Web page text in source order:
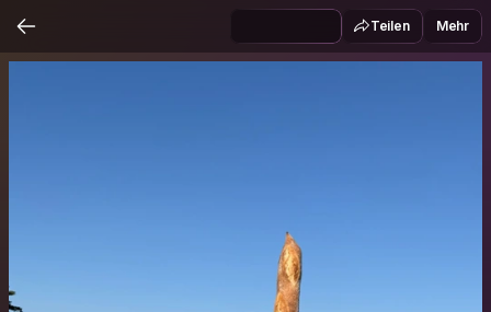
Teilen Mehr